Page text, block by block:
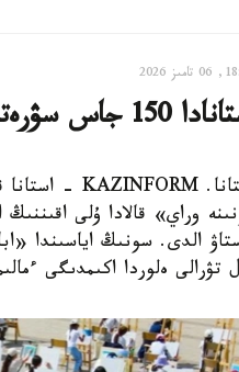
2026
اباي مۇراسىن قىلقالاممەن دارىپتەدى
وراي» قالادا ۇلى
الدى. سونىڭ اياسىندا
تۋرالى ەلوردا اكىمدىگى